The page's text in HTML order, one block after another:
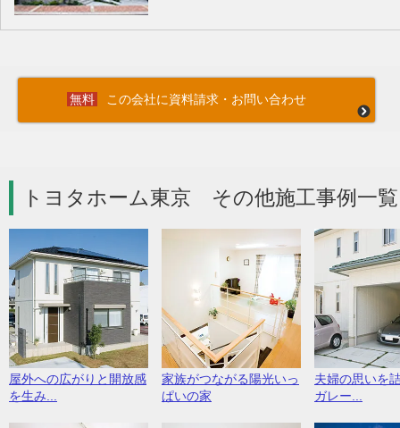
この会社に資料請求・お問い合わせ
トヨタホーム東京 その他施工事例一
屋外への広がりと開放感
を生み...
家族がつながる陽光いっ
ぱいの家
夫婦の思いを
ガレー...